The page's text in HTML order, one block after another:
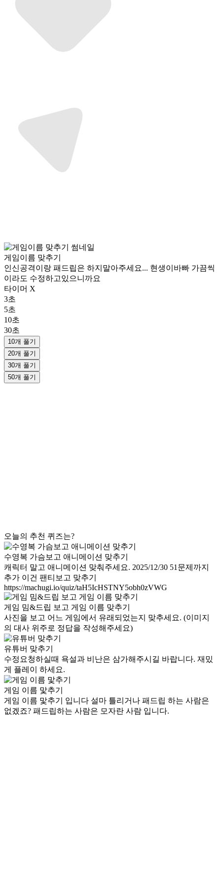
게임이름 맞추기
인신공격이랑 패드립은 하지말아주세요... 현생이바빠 가끔씩
이라도 수정하고있으니까요
타이머 X
3초
5초
10초
30초
10개 풀기
20개 풀기
30개 풀기
50개 풀기
오늘의 추천 퀴즈는?
수영복 가슴보고 애니메이션 맞추기
캐릭터 말고 애니메이션 맞춰주세요. 2025/12/30 51문제까지
추가 이건 팬티보고 맞추기
https://machugi.io/quiz/taH5IcHSTNY5obh0zVWG
게임 밈&드립 보고 게임 이름 맞추기
사진을 보고 어느 게임에서 유래되었는지 맞추세요. (이미지
의 대사 위주로 정답을 작성해주세요)
유튜버 맞추기
수정요청하실때 욕설과 비난은 삼가해주시길 바랍니다. 재밌
게 플레이 하세요.
게임 이름 맟추기
게임 이름 맟추기 입니다 설마 틀리거나 패드립 하는 사람은
없겠죠? 패드립하는 사람은 모자란 사람 입니다.